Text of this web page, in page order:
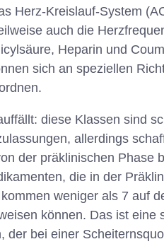
Herz-Kreislauf-System
auch die
Heparin und
sich an speziellen
diese Klassen sind
allerdings
der präklinischen Phase
die in der
weniger als 7 auf
können. Das ist eine
der bei einer